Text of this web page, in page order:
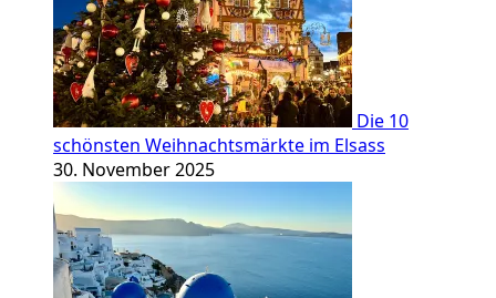
Die 10
schönsten Weihnachtsmärkte im Elsass
30. November 2025